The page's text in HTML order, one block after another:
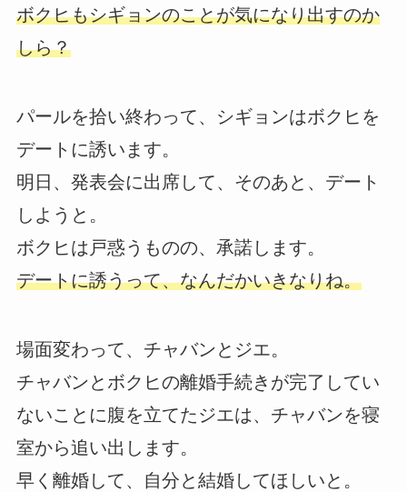
ボクヒもシギョンのことが気になり出すのか
しら？
パールを拾い終わって、シギョンはボクヒを
デートに誘います。
明日、発表会に出席して、そのあと、デート
しようと。
ボクヒは戸惑うものの、承諾します。
デートに誘うって、なんだかいきなりね。
場面変わって、チャバンとジエ。
チャバンとボクヒの離婚手続きが完了してい
ないことに腹を立てたジエは、チャバンを寝
室から追い出します。
早く離婚して、自分と結婚してほしいと。